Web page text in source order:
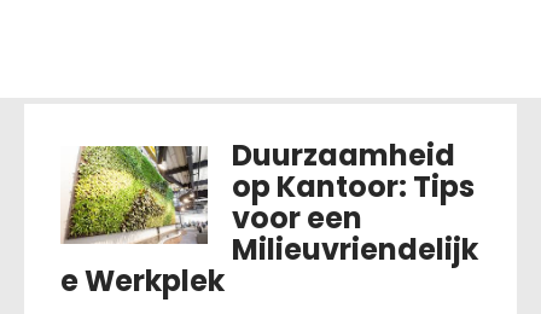
Duurzaamheid
op Kantoor: Tips
voor een
Milieuvriendelijk
e Werkplek